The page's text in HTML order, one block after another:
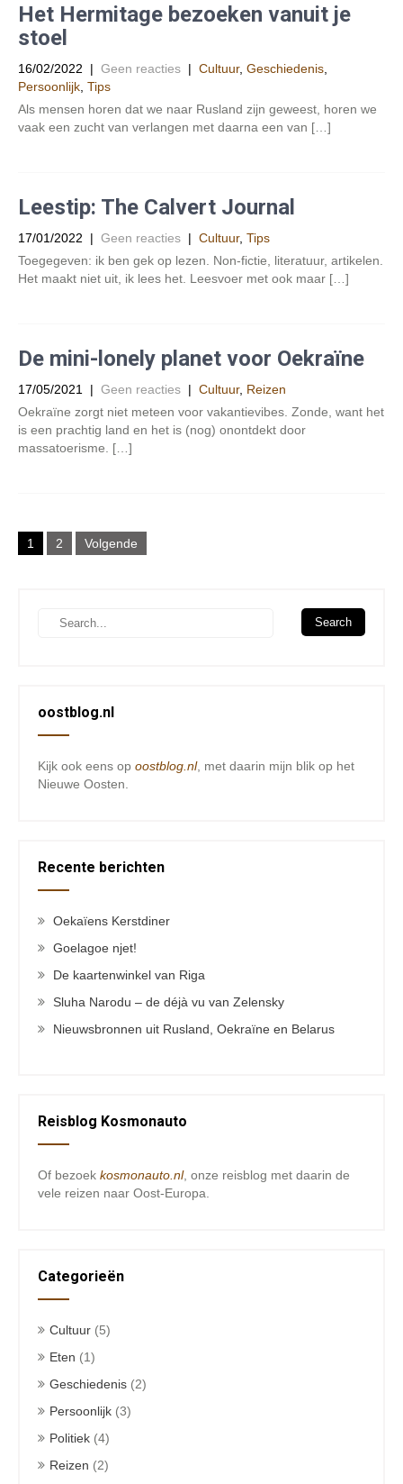
Het Hermitage bezoeken vanuit je
stoel
16/02/2022 | Geen reacties | Cultuur, Geschiedenis
Persoonlijk Tips
Als mensen horen dat we naar Rusland zijn geweest, horen we
vaak een zucht van verlangen met daarna een van […]
Leestip: The Calvert Journal
17/01/2022 | Geen reacties | Cultuur, Tips
Toegegeven: ik ben gek op lezen. Non-fictie, literatuur, artikelen.
Het maakt niet uit, ik lees het. Leesvoer met ook maar […]
De mini-lonely planet voor Oekraïne
17/05/2021 | Geen reacties | Cultuur, Reizen
Oekraïne zorgt niet meteen voor vakantievibes. Zonde, want het
is een prachtig land en het is (nog) onontdekt door
massatoerisme. […]
Berichten
paginering
1 2 Volgende
oostblog.nl
Kijk ook eens op oostblog.nl, met daarin mijn blik op het
Nieuwe Oosten.
Recente berichten
Oekaïens Kerstdiner
Goelagoe njet!
De kaartenwinkel van Riga
Sluha Narodu – de déjà vu van Zelensky
Nieuwsbronnen uit Rusland, Oekraïne en Belarus
Reisblog Kosmonauto
Of bezoek kosmonauto.nl, onze reisblog met daarin de
vele reizen naar Oost-Europa.
Categorieën
Cultuur (5)
Eten (1)
Geschiedenis (2)
Persoonlijk (3)
Politiek (4)
Reizen (2)